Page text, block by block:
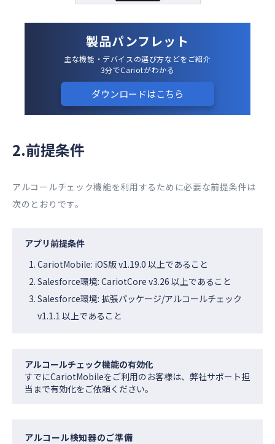
製品パンフレット
主な機能・デバイスの選び方などをご紹介
3分でCariotがわかる
ダウンロードはこちら
2.前提条件
アルコールチェック機能を利用するために必要な前提条件は
次のとおりです。
アプリ前提条件
CariotMobile: iOS版 v1.19.0 以上であること
Salesforce環境: CariotCore v3.26 以上であること
Salesforce環境: 拡張パッケージ/アルコールチェック
v1.1.1 以上であること
アルコールチェック機能の有効化
すでにCariotMobileをご利用のお客様は、弊社サポート担
当まで有効化をご依頼ください。
アルコール検知器のご準備